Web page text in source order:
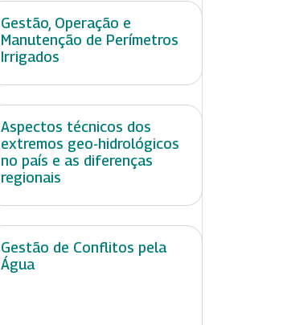
Gestão, Operação e
Manutenção de Perímetros
Irrigados
Aspectos técnicos dos
extremos geo-hidrológicos
no país e as diferenças
regionais
Gestão de Conflitos pela
Água